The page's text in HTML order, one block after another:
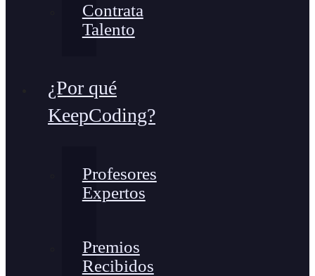
Contrata
Talento
¿Por qué
KeepCoding?
Profesores
Expertos
Premios
Recibidos